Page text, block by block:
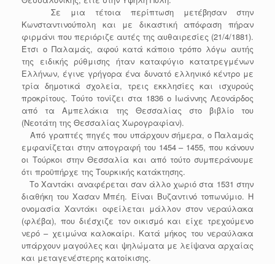
Σε μια τέτοια περίπτωση μετέβησαν στην
Κωνσταντινούπολη και με δικαστική απόφαση πήραν
φιρμάνι που περιόριζε αυτές της αυθαιρεσίες (21/4/1881).
Έτσι ο Παλαμάς, αφού κατά κάποιο τρόπο λόγω αυτής
της ειδικής ρύθμισης ήταν καταφύγιο κατατρεγμένων
Ελλήνων, έγινε γρήγορα ένα δυνατό ελληνικό κέντρο με
τρία δημοτικά σχολεία, τρεις εκκλησίες και ισχυρούς
προκρίτους. Τούτο τονίζει στα 1836 ο Ιωάννης Λεονάρδος
από τα Αμπελάκια της Θεσσαλίας στο βιβλίο του
(Νεοτάτη της Θεσσαλίας Χωρογραφίαν).
Από γραπτές πηγές που υπάρχουν σήμερα, ο Παλαμάς
εμφανίζεται στην απογραφή του 1454 – 1455, που κάνουν
οι Τούρκοι στην Θεσσαλία και από τούτο συμπεράνουμε
ότι προϋπήρχε της Τουρκικής κατάκτησης.
Το Χαντάκι αναφέρεται σαν άλλο χωριό στα 1531 στην
διαθήκη του Χασαν Μπέη. Είναι Βυζαντινό τοπωνύμιο. Η
ονομασία Χαντάκι οφείλεται μάλλον στον νεραύλακα
(φλέβα), που διέσχιζε τον οικισμό και είχε τρεχούμενο
νερό – χειμώνα καλοκαίρι. Κατά μήκος του νεραύλακα
υπάρχουν μαγούλες και ψηλώματα με λείψανα αρχαίας
και μεταγενέστερης κατοίκισης.